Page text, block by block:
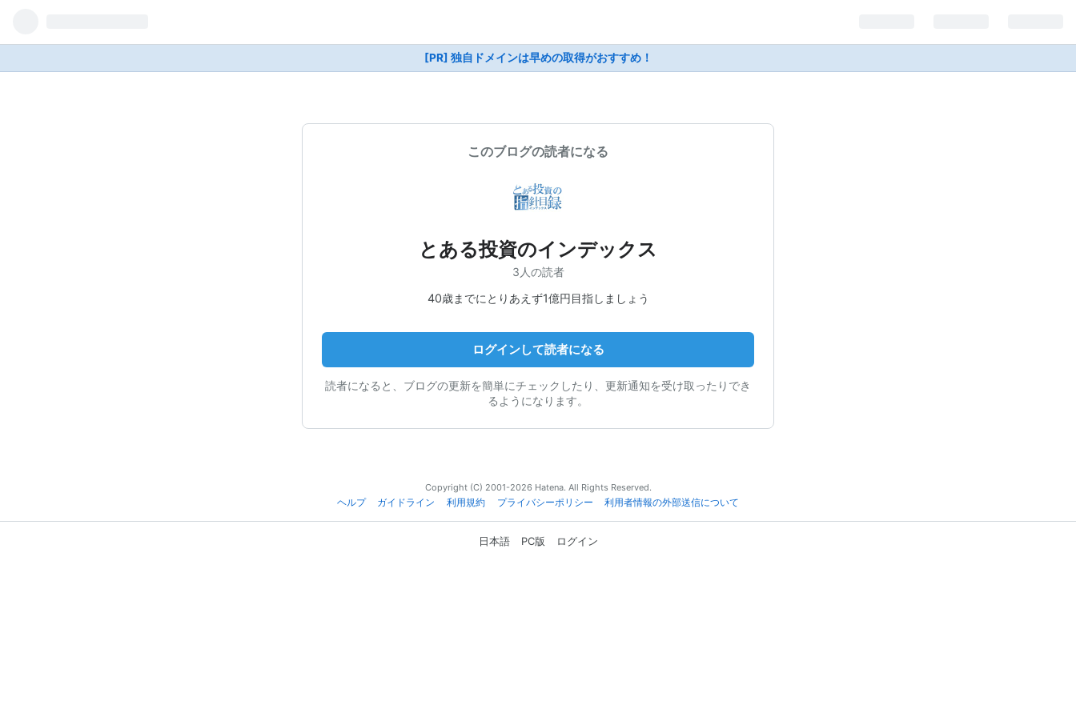
[PR] 独自ドメインは早めの取得がおすすめ！
このブログの読者になる
とある投資のインデックス
3人の読者
40歳までにとりあえず1億円目指しましょう
ログインして読者になる
読者になると、ブログの更新を簡単にチェックしたり、更新通知を受け取ったりでき
るようになります。
Copyright (C) 2001-2026 Hatena. All Rights Reserved.
ヘルプ
ガイドライン 利用規約 プライバシーポリシー 利用者情報の外部送信について
日本語 PC版 ログイン